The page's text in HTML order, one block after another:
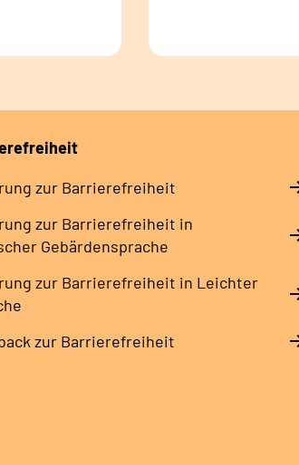
zur Barrierefreiheit
zur Barrierefreiheit in
Gebärdensprache
zur Barrierefreiheit in Leichter
zur Barrierefreiheit